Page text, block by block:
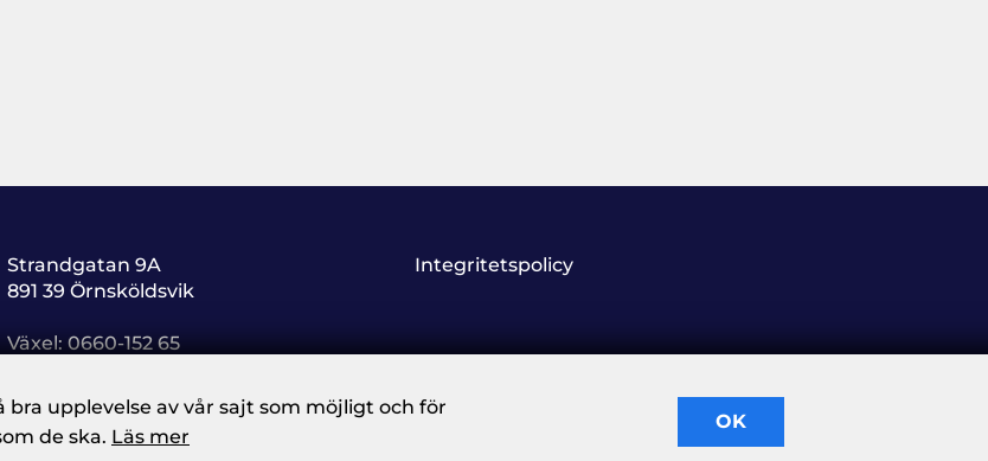
Strandgatan 9A
891 39 Örnsköldsvik
Växel: 0660-152 65
Integritetspolicy
upplevelse av vår sajt som möjligt och för
de ska. Läs mer
OK